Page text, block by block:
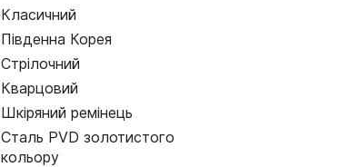
Класичний
Південна Корея
Стрілочний
Кварцовий
Шкіряний ремінець
Сталь PVD золотистого
кольору